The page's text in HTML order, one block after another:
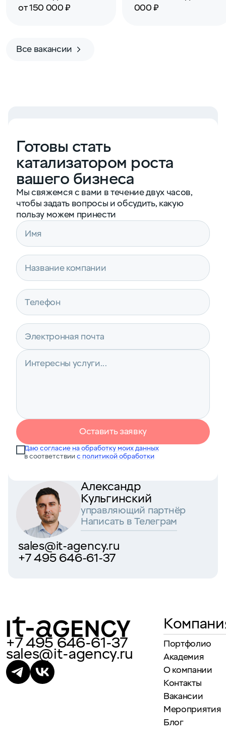
от 150 000 ₽
000 ₽
Все вакансии
Готовы стать
катализатором роста
вашего бизнеса
Мы свяжемся с вами в течение двух часов,
чтобы задать вопросы и обсудить, какую
пользу можем принести
Оставить заявку
Даю согласие на обработку моих данных
в соответствиис политикой обработки
Александр
Кульгинский
управляющий партнёр
Написать в Телеграм
sales@it-agency.ru
+7 495 646-61-37
+7 495 646-61-37
sales@it-agency.ru
Портфолио
Академия
О компании
Контакты
Вакансии
Мероприятия
Блог